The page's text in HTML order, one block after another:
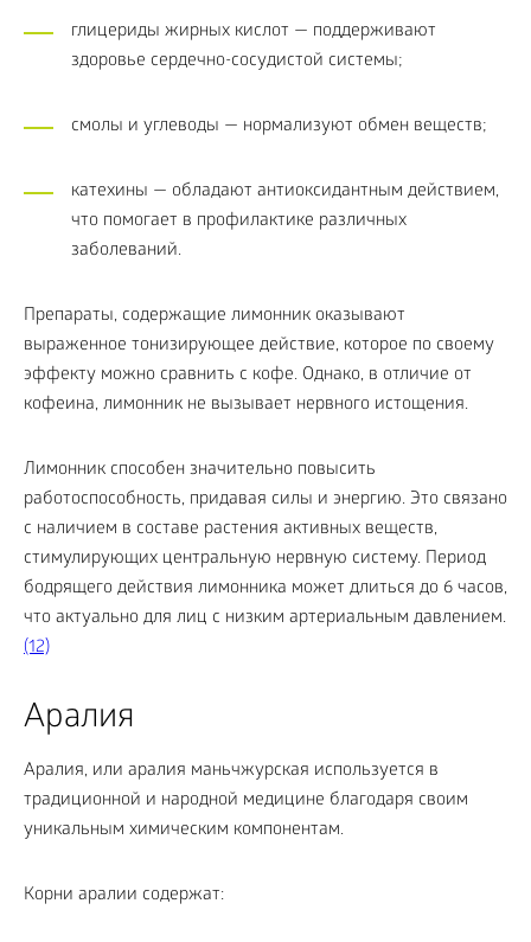
глицериды жирных кислот — поддерживают
здоровье сердечно-сосудистой системы;
смолы и углеводы — нормализуют обмен веществ;
катехины — обладают антиоксидантным действием,
что помогает в профилактике различных
заболеваний.
Препараты, содержащие лимонник оказывают
выраженное тонизирующее действие, которое по своему
эффекту можно сравнить с кофе. Однако, в отличие от
кофеина, лимонник не вызывает нервного истощения.
Лимонник способен значительно повысить
работоспособность, придавая силы и энергию. Это связано
с наличием в составе растения активных веществ,
стимулирующих центральную нервную систему. Период
бодрящего действия лимонника может длиться до 6 часов,
что актуально для лиц с низким артериальным давлением.
(12)
Аралия
Аралия, или аралия маньчжурская используется в
традиционной и народной медицине благодаря своим
уникальным химическим компонентам.
Корни аралии содержат: